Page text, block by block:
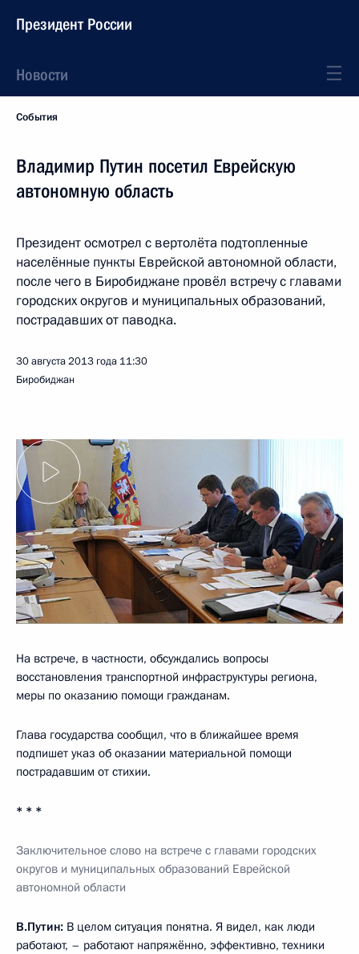
Президент России
Новости
События
Владимир Путин посетил Еврейскую
автономную область
Президент осмотрел с вертолёта подтопленные
населённые пункты Еврейской автономной области,
после чего в Биробиджане провёл встречу с главами
городских округов и муниципальных образований,
пострадавших от паводка.
30 августа 2013 года 11:30
Биробиджан
На встрече, в частности, обсуждались вопросы
восстановления транспортной инфраструктуры региона,
меры по оказанию помощи гражданам.
Глава государства сообщил, что в ближайшее время
подпишет указ об оказании материальной помощи
пострадавшим от стихии.
* * *
Заключительное слово на встрече с главами городских
округов и муниципальных образований Еврейской
автономной области
В.Путин: В целом ситуация понятна. Я видел, как люди
работают, – работают напряжённо, эффективно, техники